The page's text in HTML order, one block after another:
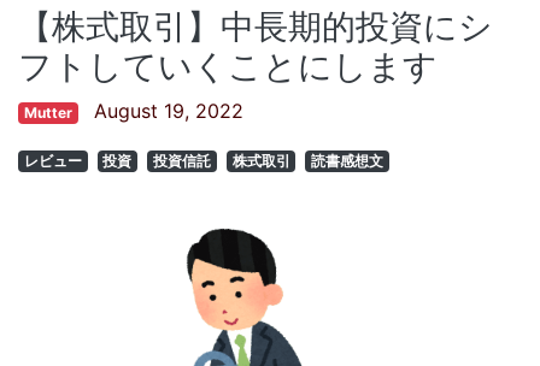
【株式取引】中長期的投資にシ
フトしていくことにします
Mutter August 19, 2022
レビュー 投資 投資信託 株式取引 読書感想文